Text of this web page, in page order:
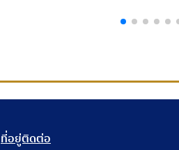
ที่อยู่ติดต่อ